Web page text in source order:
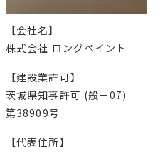
【会社名】
株式会社 ロングペイント
【建設業許可】
茨城県知事許可 (般ー07)
第38909号
【代表住所】